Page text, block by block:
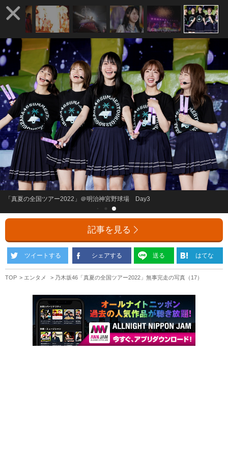
「真夏の全国ツアー2022」＠明治神宮野球場 Day3
記事を見る
ツイートする シェアする 送る はてな
TOP エンタメ 乃木坂46「真夏の全国ツアー2022」無事完走の写真（17）